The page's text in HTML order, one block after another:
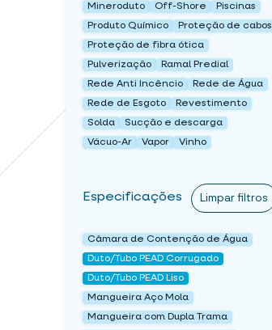
Mineroduto
Off-Shore
Piscinas
Produto Químico
Proteção de cabos
Proteção de fibra ótica
Pulverização
Ramal Predial
Rede Anti Incêncio
Rede de Água
Rede de Esgoto
Revestimento
Solda
Sucção e descarga
Vácuo-Ar
Vapor Vinho
Especificações Limpar filtros
Câmara de Contenção de Água
Duto/Tubo PEAD Corrugado
Duto/Tubo PEAD Liso
Mangueira Aço Mola
Mangueira com Dupla Trama